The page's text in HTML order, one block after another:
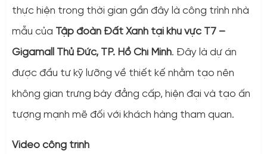
thực hiện trong thời gian gần đây là công trình nhà
mẫu của Tập đoàn Đất Xanh tại khu vực T7 –
Gigamall Thủ Đức, TP. Hồ Chí Minh. Đây là dự án
được đầu tư kỹ lưỡng về thiết kế nhằm tạo nên
không gian trưng bày đẳng cấp, hiện đại và tạo ấn
tượng mạnh mẽ đối với khách hàng tham quan.
Video công trình